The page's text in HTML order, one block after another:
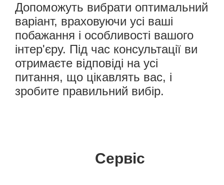
Допоможуть вибрати оптимальний
варіант, враховуючи усі ваші
побажання і особливості вашого
інтер'єру. Під час консультації ви
отримаєте відповіді на усі
питання, що цікавлять вас, і
зробите правильний вибір.
Сервіс